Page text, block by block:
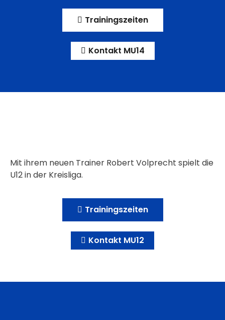
Trainingszeiten
Kontakt MU14
Mit ihrem neuen Trainer Robert Volprecht spielt die
U12 in der Kreisliga.
Trainingszeiten
Kontakt MU12